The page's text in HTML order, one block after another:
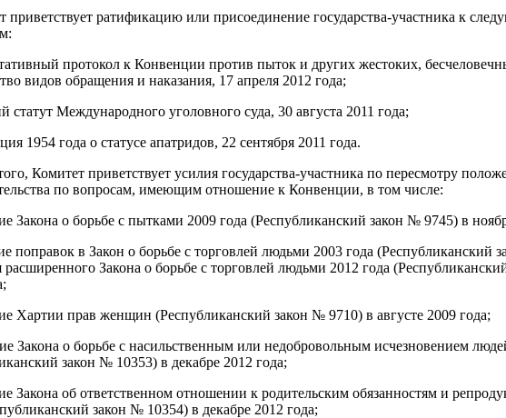
приветствует ратификацию или присоединение государства-участника к
протокол к Конвенции против пыток и других жестоких,
видов обращения и наказания, 17 апреля 2012 года;
статут Международного уголовного суда, 30 августа 2011 года;
1954 года о статусе апатридов, 22 сентября 2011 года.
Комитет приветствует усилия государства-участника по пересмотру
по вопросам, имеющим отношение к Конвенции, в том числе:
Закона о борьбе с пытками 2009 года (Республиканский закон № 9745) в
поправок в Закон о борьбе с торговлей людьми 2003 года (Республиканский
расширенного Закона о борьбе с торговлей людьми 2012 года
Хартии прав женщин (Республиканский закон № 9710) в августе 2009 года;
Закона о борьбе с насильственным или недобровольным исчезновением
закон № 10353) в декабре 2012 года;
Закона об ответственном отношении к родительским обязанностям и
закон № 10354) в декабре 2012 года;